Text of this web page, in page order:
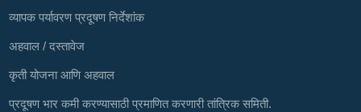
व्यापक पर्यावरण प्रदूषण निर्देशांक
अहवाल / दस्तावेज
कृती योजना आणि अहवाल
प्रदूषण भार कमी करण्यासाठी प्रमाणित करणारी तांत्रिक समिती.